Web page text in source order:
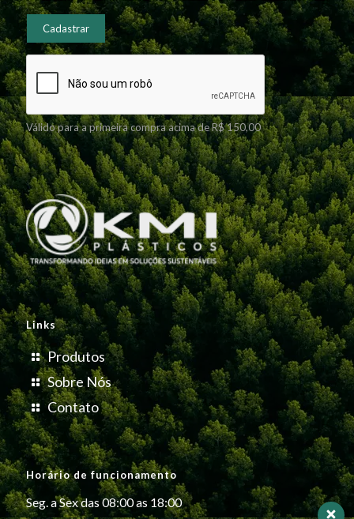
Válido para a primeira compra acima de R$ 150,00
Links
Produtos
Sobre Nós
Contato
Horário de funcionamento
Seg. a Sex das 08:00 as 18:00